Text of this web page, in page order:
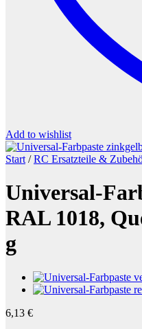
Add to wishlist
Start / RC Ersatzteile &
Universal-
RAL 1018,
g
6,13 €